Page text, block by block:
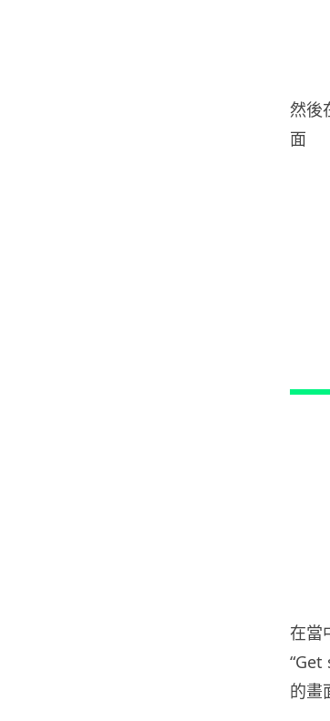
然後
面
在當
“Get
的畫